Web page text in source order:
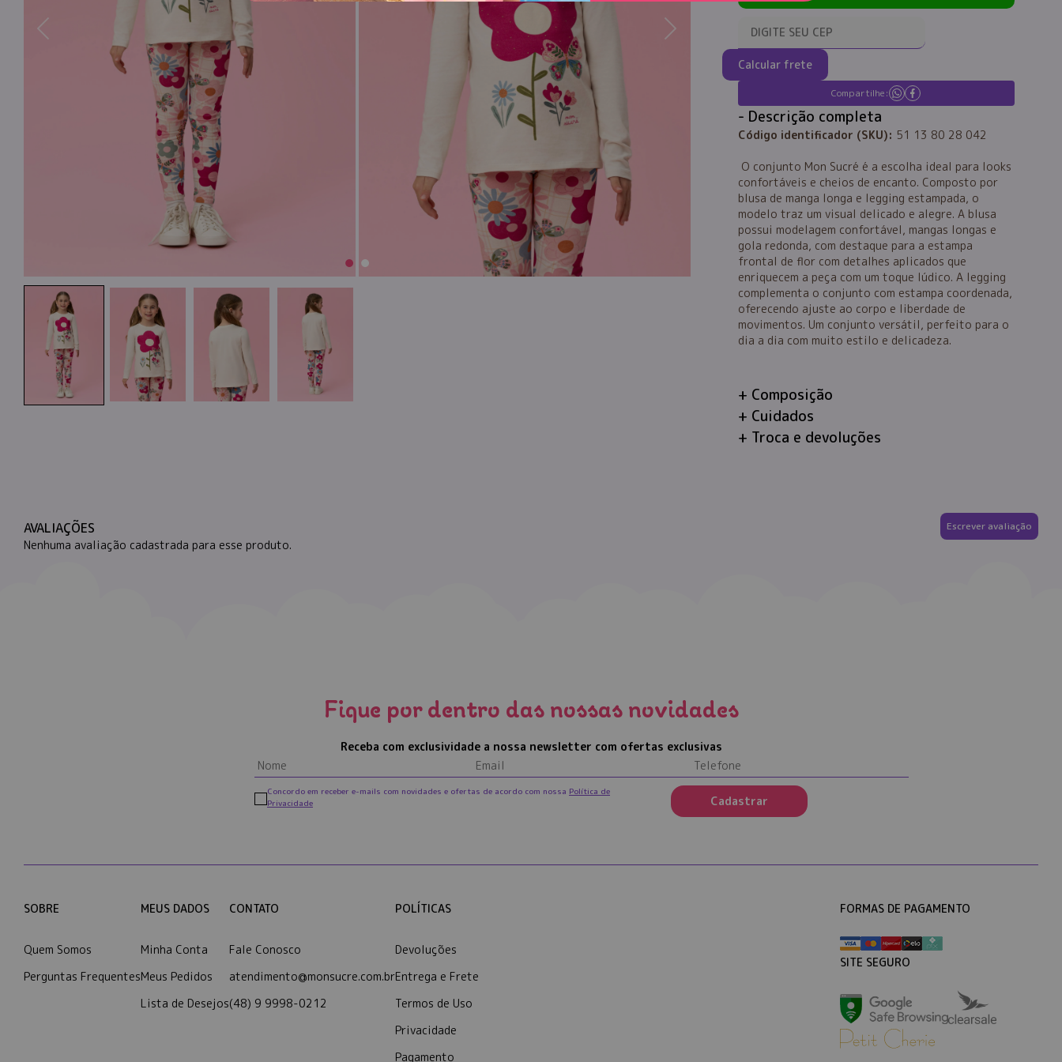
Calcular frete
Compartilhe:
Descrição completa
Código identificador (SKU): 51 13 80 28 042
O conjunto Mon Sucré é a escolha ideal para looks
confortáveis e cheios de encanto. Composto por
blusa de manga longa e legging estampada, o
modelo traz um visual delicado e alegre. A blusa
possui modelagem confortável, mangas longas e
gola redonda, com destaque para a estampa
frontal de flor com detalhes aplicados que
enriquecem a peça com um toque lúdico. A legging
complementa o conjunto com estampa coordenada,
oferecendo ajuste ao corpo e liberdade de
movimentos. Um conjunto versátil, perfeito para o
dia a dia com muito estilo e delicadeza.
Composição
Cuidados
Troca e devoluções
AVALIAÇÕES Escrever avaliação
Nenhuma avaliação cadastrada para esse produto.
Fique por dentro das nossas novidades
Receba com exclusividade a nossa newsletter com ofertas exclusivas
Cadastrar
Concordo em receber e-mails com novidades e ofertas de acordo com nossa Política de
Privacidade
SOBRE
Quem Somos
Perguntas Frequentes
MEUS DADOS
Minha Conta
Meus Pedidos
Lista de Desejos
CONTATO
Fale Conosco
atendimento@monsucre.com.br
(48) 9 9998-0212
POLÍTICAS
Devoluções
Entrega e Frete
Termos de Uso
Privacidade
Pagamento
FORMAS DE PAGAMENTO
SITE SEGURO